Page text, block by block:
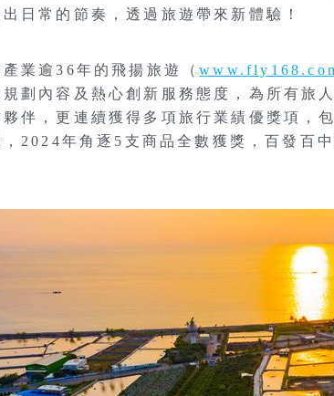
日常的節奏，透過旅遊帶來新體驗！
業逾36年的飛揚旅遊（
劃內容及熱心創新服務態度，為所有旅
伴，更連續獲得多項旅行業績優獎項，
，2024年角逐5支商品全數獲獎，百發百